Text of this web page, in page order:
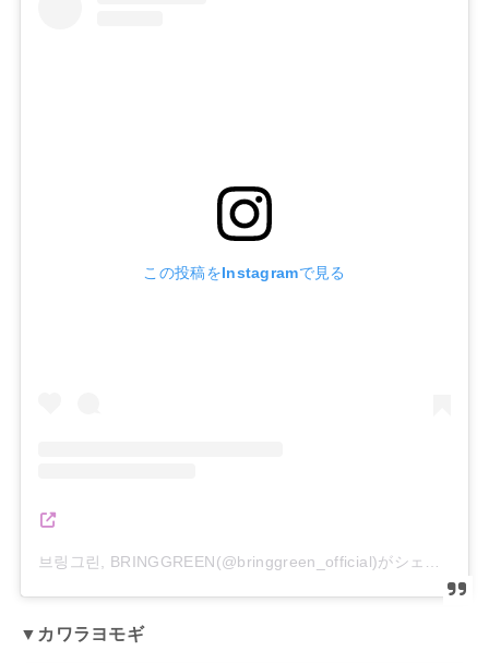
この投稿をInstagramで見る
▼カワラヨモギ